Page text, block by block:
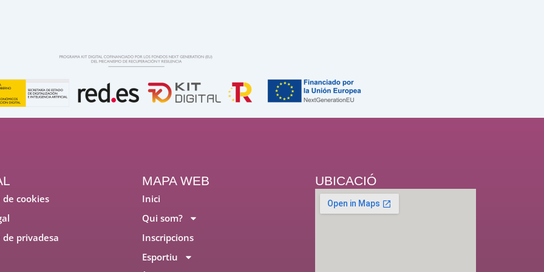
UBICACIÓ
de cookies
de privadesa
MAPA WEB
Inici
Qui som?
Inscripcions
Esportiu